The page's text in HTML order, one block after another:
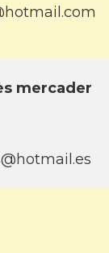
mercader